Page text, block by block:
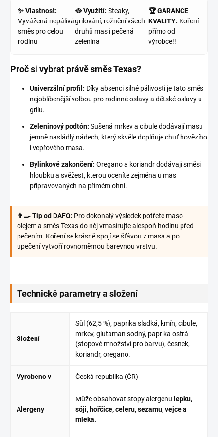
✨ Vlastnost:
Vyvážená nepálivá
směs pro celou
rodinu
🥘 Využití: Steaky,
grilování, rožnění všech
druhů mas i pečená
zelenina
🏆 GARANCE
KVALITY: Koření
přímo od
výrobce!!
Proč si vybrat právě směs Texas?
Univerzální profil: Díky absenci silné pálivosti je tato směs
nejoblíbenější volbou pro rodinné oslavy a dětské oslavy u
grilu.
Zeleninový podtón: Sušená mrkev a cibule dodávají masu
jemně nasládlý nádech, který skvěle doplňuje chuť hovězího
i vepřového masa.
Bylinkové zakončení: Oregano a koriandr dodávají směsi
hloubku a svěžest, kterou oceníte zejména u mas
připravovaných na přímém ohni.
👨‍🍳 Tip od DAFO: Pro dokonalý výsledek potřete maso
olejem a směs Texas do něj vmasírujte alespoň hodinu před
pečením. Koření se krásně spojí se šťávou z masa a po
upečení vytvoří rovnoměrnou barevnou vrstvu.
Technické parametry a složení
Složení
Sůl (62,5 %), paprika sladká, kmín, cibule,
mrkev, glutaman sodný, paprika ostrá
(stopové množství pro barvu), česnek,
koriandr, oregano.
Vyrobeno v Česká republika (ČR)
Alergeny
Může obsahovat stopy alergenu lepku,
sóji, hořčice, celeru, sezamu, vejce a
mléka.